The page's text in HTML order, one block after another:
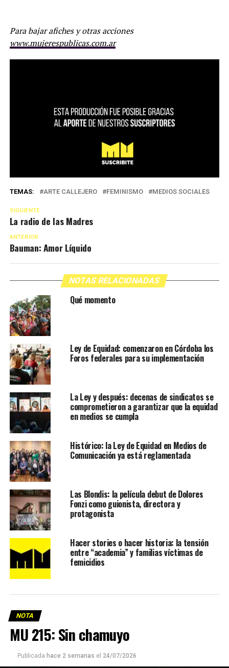
Para bajar afiches y otras acciones
www.mujerespublicas.com.ar
TEMAS: ARTE CALLEJERO FEMINISMO MEDIOS SOCIALES
SIGUIENTE
La radio de las Madres
ANTERIOR
Bauman: Amor Líquido
NOTAS RELACIONADAS
Qué momento
Ley de Equidad: comenzaron en Córdoba los
Foros federales para su implementación
La Ley y después: decenas de sindicatos se
comprometieron a garantizar que la equidad
en medios se cumpla
Histórico: la Ley de Equidad en Medios de
Comunicación ya está reglamentada
Las Blondis: la película debut de Dolores
Fonzi como guionista, directora y
protagonista
Hacer stories o hacer historia: la tensión
entre “academia” y familias víctimas de
femicidios
NOTA
MU 215: Sin chamuyo
Publicada hace 2 semanas el 24/07/2026